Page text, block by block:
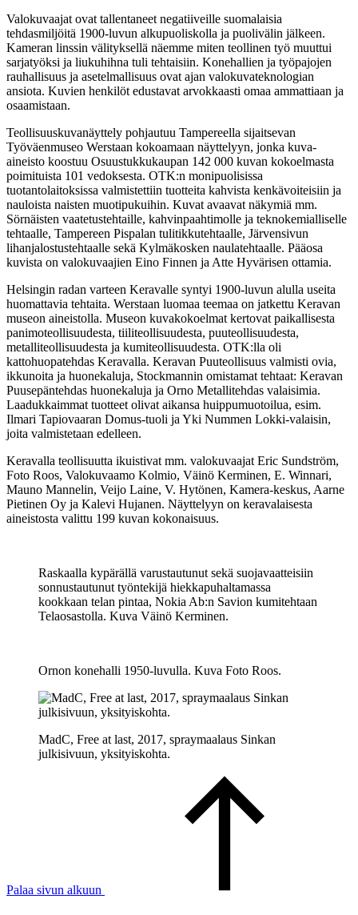
Valokuvaajat ovat tallentaneet negatiiveille suomalaisia
tehdasmiljöitä 1900-luvun alkupuoliskolla ja puolivälin jälkeen.
Kameran linssin välityksellä näemme miten teollinen työ muuttui
sarjatyöksi ja liukuhihna tuli tehtaisiin. Konehallien ja työpajojen
rauhallisuus ja asetelmallisuus ovat ajan valokuvateknologian
ansiota. Kuvien henkilöt edustavat arvokkaasti omaa ammattiaan ja
osaamistaan.
Teollisuuskuvanäyttely pohjautuu Tampereella sijaitsevan
Työväenmuseo Werstaan kokoamaan näyttelyyn, jonka kuva-
aineisto koostuu Osuustukkukaupan 142 000 kuvan kokoelmasta
poimituista 101 vedoksesta. OTK:n monipuolisissa
tuotantolaitoksissa valmistettiin tuotteita kahvista kenkävoiteisiin ja
nauloista naisten muotipukuihin. Kuvat avaavat näkymiä mm.
Sörnäisten vaatetustehtaille, kahvinpaahtimolle ja teknokemialliselle
tehtaalle, Tampereen Pispalan tulitikkutehtaalle, Järvensivun
lihanjalostustehtaalle sekä Kylmäkosken naulatehtaalle. Pääosa
kuvista on valokuvaajien Eino Finnen ja Atte Hyvärisen ottamia.
Helsingin radan varteen Keravalle syntyi 1900-luvun alulla useita
huomattavia tehtaita. Werstaan luomaa teemaa on jatkettu Keravan
museon aineistolla. Museon kuvakokoelmat kertovat paikallisesta
panimoteollisuudesta, tiiliteollisuudesta, puuteollisuudesta,
metalliteollisuudesta ja kumiteollisuudesta. OTK:lla oli
kattohuopatehdas Keravalla. Keravan Puuteollisuus valmisti ovia,
ikkunoita ja huonekaluja, Stockmannin omistamat tehtaat: Keravan
Puusepäntehdas huonekaluja ja Orno Metallitehdas valaisimia.
Laadukkaimmat tuotteet olivat aikansa huippumuotoilua, esim.
Ilmari Tapiovaaran Domus-tuoli ja Yki Nummen Lokki-valaisin,
joita valmistetaan edelleen.
Keravalla teollisuutta ikuistivat mm. valokuvaajat Eric Sundström,
Foto Roos, Valokuvaamo Kolmio, Väinö Kerminen, E. Winnari,
Mauno Mannelin, Veijo Laine, V. Hytönen, Kamera-keskus, Aarne
Pietinen Oy ja Kalevi Hujanen. Näyttelyyn on keravalaisesta
aineistosta valittu 199 kuvan kokonaisuus.
Raskaalla kypärällä varustautunut sekä suojavaatteisiin
sonnustautunut työntekijä hiekkapuhaltamassa
kookkaan telan pintaa, Nokia Ab:n Savion kumitehtaan
Telaosastolla. Kuva Väinö Kerminen.
Ornon konehalli 1950-luvulla. Kuva Foto Roos.
MadC, Free at last, 2017, spraymaalaus Sinkan
julkisivuun, yksityiskohta.
Palaa sivun alkuun